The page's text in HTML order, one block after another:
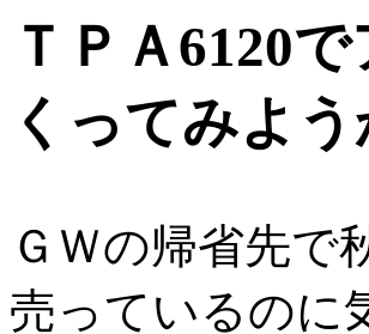
ＴＰＡ6120
くってみよ
ＧＷの帰省先で
売っているのに